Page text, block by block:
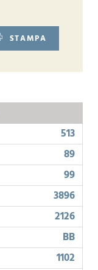
STAMPA
513
89
99
3896
2126
BB
1102